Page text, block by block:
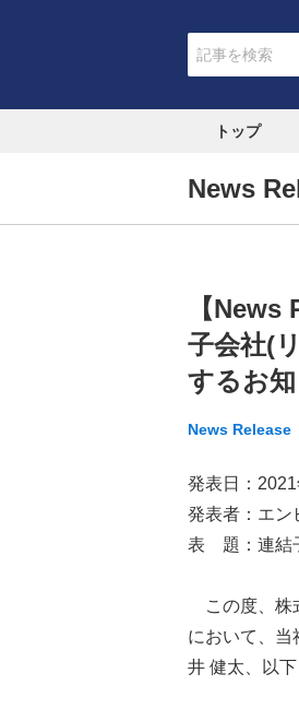
トップ
News
【
子会社(
するお
News Release
発表日：2021
発表者：エン
表 題：連結
この度、株
において、当
井 健太、以